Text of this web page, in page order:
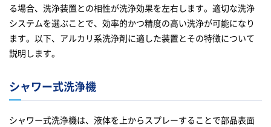
る場合、洗浄装置との相性が洗浄効果を左右します。適切な洗浄
システムを選ぶことで、効率的かつ精度の高い洗浄が可能になり
ます。以下、アルカリ系洗浄剤に適した装置とその特徴について
説明します。
シャワー式洗浄機
シャワー式洗浄機は、液体を上からスプレーすることで部品表面